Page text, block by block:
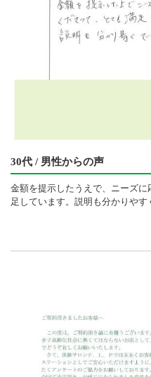
30代 / 男性からの声
金額を提示したうえで、ニーズ
足しています。説明も分かりやす